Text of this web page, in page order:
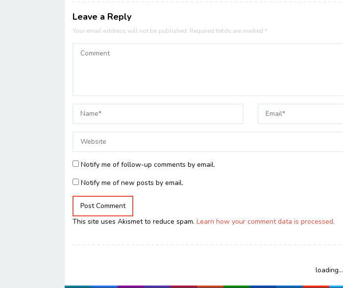
Leave a Reply
Your email address will not be published. Required fields are marked *
Notify me of follow-up comments by email.
Notify me of new posts by email.
This site uses Akismet to reduce spam. Learn how your comment data is processed.
loading...